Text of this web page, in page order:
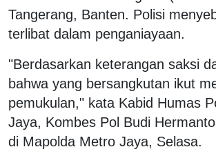
Tangerang, Banten. Polisi
terlibat dalam penganiayaan.
"Berdasarkan keterangan saksi
bahwa yang bersangkutan ikut
pemukulan," kata Kabid Humas
Jaya, Kombes Pol Budi
di Mapolda Metro Jaya, Selasa.